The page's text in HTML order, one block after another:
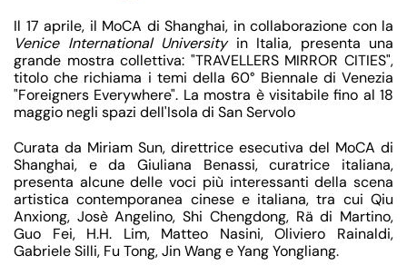
Il 17 aprile, il MoCA di Shanghai, in collaborazione con la
Venice International Universityin Italia, presenta una
grande mostra collettiva: "TRAVELLERS MIRROR CITIES",
titolo che richiama i temi della 60° Biennale di Venezia
"Foreigners Everywhere". La mostra è visitabile fino al 18
maggio negli spazi dell'Isola di San Servolo
Curata da Miriam Sun, direttrice esecutiva del MoCA di
Shanghai, e da Giuliana Benassi, curatrice italiana,
presenta alcune delle voci più interessanti della scena
artistica contemporanea cinese e italiana, tra cui Qiu
Anxiong, Josè Angelino, Shi Chengdong, Rä di Martino,
Guo Fei, H.H. Lim, Matteo Nasini, Oliviero Rainaldi,
Gabriele Silli, Fu Tong, Jin Wang e Yang Yongliang.